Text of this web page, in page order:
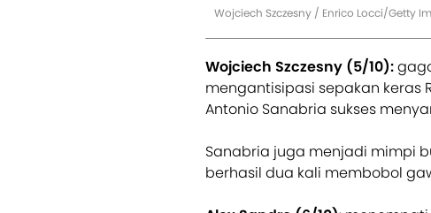
Wojciech Szczesny / Enrico Locci/Getty
Wojciech Szczesny (5/10):
mengantisipasi sepakan keras
Antonio Sanabria sukses
Sanabria juga menjadi mimpi
berhasil dua kali membobol